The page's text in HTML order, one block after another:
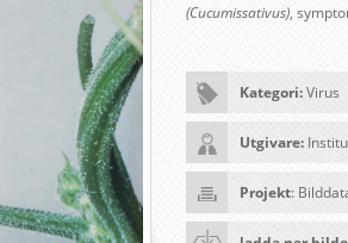
(Cucumissativus),
Kategori:Virus
Utgivare:
Projekt: